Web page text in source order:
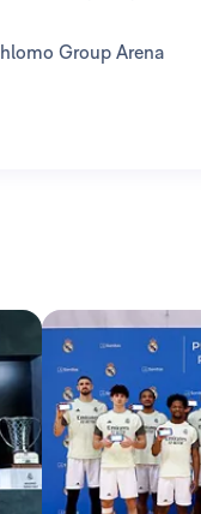
Shlomo Group Arena